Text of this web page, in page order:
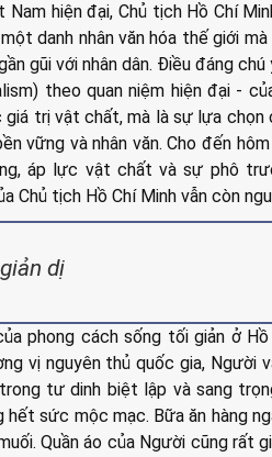
hiện đại, Chủ tịch Hồ Chí
danh nhân văn hóa thế giới
gũi với nhân dân. Điều đáng
theo quan niệm hiện đại -
giá trị vật chất, mà là sự lựa
vững và nhân văn. Cho đến hôm
áp lực vật chất và sự phô
Chủ tịch Hồ Chí Minh vẫn còn
dị
phong cách sống tối giản ở
vị nguyên thủ quốc gia, Người
tư dinh biệt lập và sang
sức mộc mạc. Bữa ăn hàng
Quần áo của Người cũng rất